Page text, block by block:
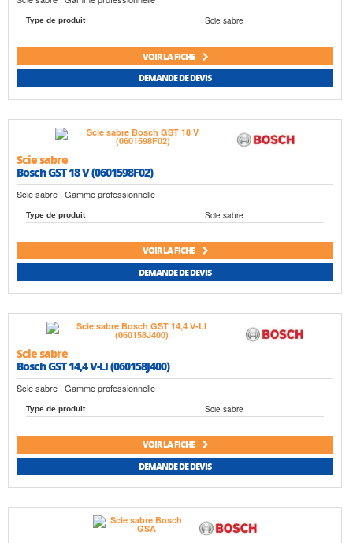
Type de produit Scie sabre
VOIR LA FICHE
DEMANDE DE DEVIS
Scie sabre
Bosch GST 18 V (0601598F02)
Scie sabre . Gamme professionnelle
Type de produit Scie sabre
VOIR LA FICHE
DEMANDE DE DEVIS
Scie sabre
Bosch GST 14,4 V-LI (060158J400)
Scie sabre . Gamme professionnelle
Type de produit Scie sabre
VOIR LA FICHE
DEMANDE DE DEVIS